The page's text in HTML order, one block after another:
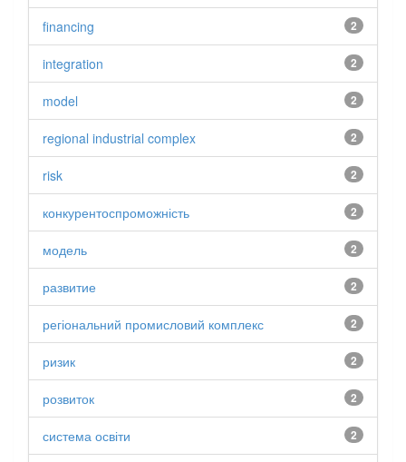
2
financing
2
integration
2
model
2
regional industrial complex
2
risk
2
конкурентоспроможність
2
модель
2
развитие
2
регіональний промисловий комплекс
2
ризик
2
розвиток
2
система освіти